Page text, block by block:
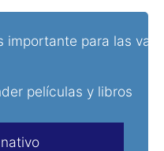
para las
películas y libros